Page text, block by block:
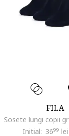
FILA
Initial: 3699 lei